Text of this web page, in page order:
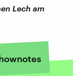
Lech am